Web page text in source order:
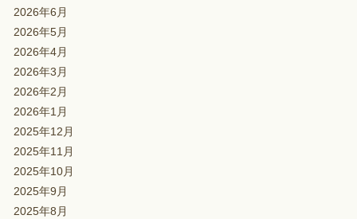
2026年6月
2026年5月
2026年4月
2026年3月
2026年2月
2026年1月
2025年12月
2025年11月
2025年10月
2025年9月
2025年8月